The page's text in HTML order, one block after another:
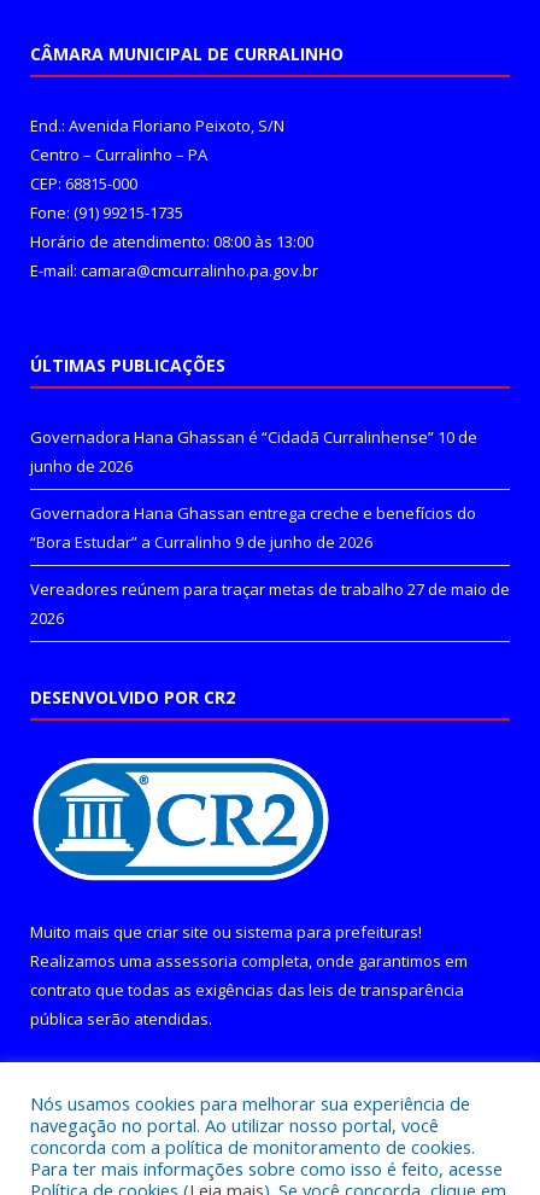
CÂMARA MUNICIPAL DE CURRALINHO
End.: Avenida Floriano Peixoto, S/N
Centro – Curralinho – PA
CEP: 68815-000
Fone: (91) 99215-1735
Horário de atendimento: 08:00 às 13:00
E-mail: camara@cmcurralinho.pa.gov.br
ÚLTIMAS PUBLICAÇÕES
Governadora Hana Ghassan é “Cidadã Curralinhense” 10 de
junho de 2026
Governadora Hana Ghassan entrega creche e benefícios do
“Bora Estudar” a Curralinho 9 de junho de 2026
Vereadores reúnem para traçar metas de trabalho 27 de maio de
2026
DESENVOLVIDO POR CR2
Muito mais que criar site ou sistema para prefeituras!
Realizamos uma assessoria completa, onde garantimos em
contrato que todas as exigências das leis de transparência
pública serão atendidas.
Nós usamos cookies para melhorar sua experiência de
navegação no portal. Ao utilizar nosso portal, você
concorda com a política de monitoramento de cookies.
Para ter mais informações sobre como isso é feito, acesse
Política de cookies (Leia mais). Se você concorda, clique em